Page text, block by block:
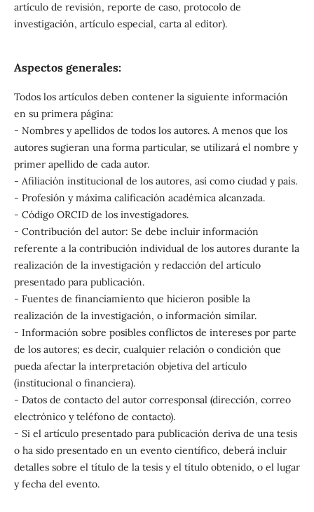
artículo de revisión, reporte de caso, protocolo de
investigación, artículo especial, carta al editor).
Aspectos generales:
Todos los artículos deben contener la siguiente información
en su primera página:
- Nombres y apellidos de todos los autores. A menos que los
autores sugieran una forma particular, se utilizará el nombre y
primer apellido de cada autor.
- Afiliación institucional de los autores, así como ciudad y país.
- Profesión y máxima calificación académica alcanzada.
- Código ORCID de los investigadores.
- Contribución del autor: Se debe incluir información
referente a la contribución individual de los autores durante la
realización de la investigación y redacción del artículo
presentado para publicación.
- Fuentes de financiamiento que hicieron posible la
realización de la investigación, o información similar.
- Información sobre posibles conflictos de intereses por parte
de los autores; es decir, cualquier relación o condición que
pueda afectar la interpretación objetiva del artículo
(institucional o financiera).
- Datos de contacto del autor corresponsal (dirección, correo
electrónico y teléfono de contacto).
- Si el artículo presentado para publicación deriva de una tesis
o ha sido presentado en un evento científico, deberá incluir
detalles sobre el título de la tesis y el título obtenido, o el lugar
y fecha del evento.